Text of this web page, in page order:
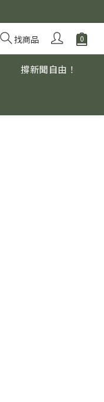
找商品
撐新聞自由！